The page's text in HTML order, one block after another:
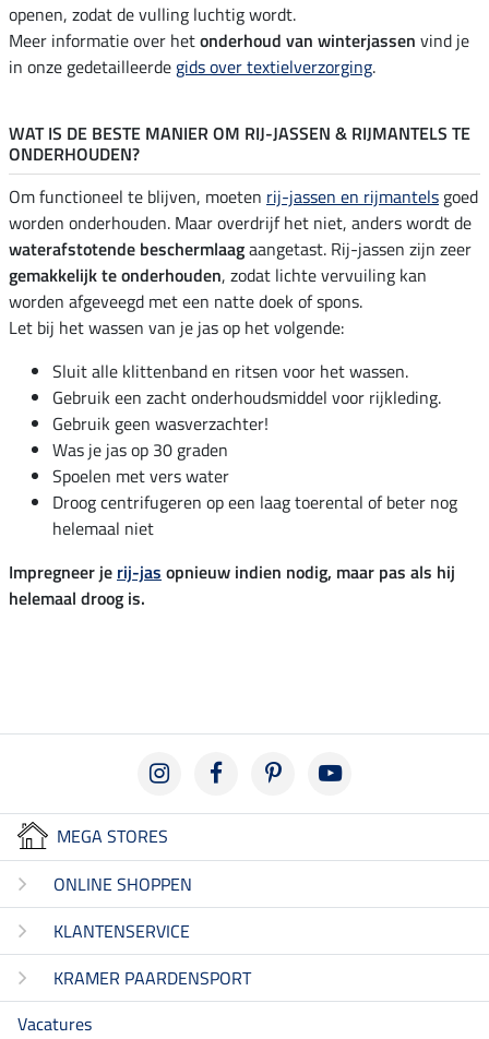
openen, zodat de vulling luchtig wordt.
Meer informatie over hetonderhoud van winterjassen vind je
in onze gedetailleerde gids over textielverzorging.
WAT IS DE BESTE MANIER OM RIJ-JASSEN & RIJMANTELS TE
ONDERHOUDEN?
Om functioneel te blijven, moeten rij-jassen en rijmantels goed
worden onderhouden. Maar overdrijf het niet, anders wordt de
waterafstotende beschermlaagaangetast. Rij-jassen zijn zeer
gemakkelijk te onderhouden, zodat lichte vervuiling kan
worden afgeveegd met een natte doek of spons.
Let bij het wassen van je jas op het volgende:
Sluit alle klittenband en ritsen voor het wassen.
Gebruik een zacht onderhoudsmiddel voor rijkleding.
Gebruik geen wasverzachter!
Was je jas op 30 graden
Spoelen met vers water
Droog centrifugeren op een laag toerental of beter nog
helemaal niet
Impregneer je rij-jas opnieuw indien nodig, maar pas als hij
helemaal droog is.
MEGA STORES
ONLINE SHOPPEN
KLANTENSERVICE
KRAMER PAARDENSPORT
Vacatures